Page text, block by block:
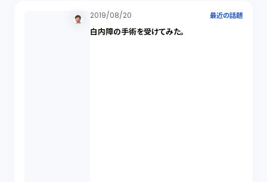
2019/08/20 最近の話題
白内障の手術を受けてみた。